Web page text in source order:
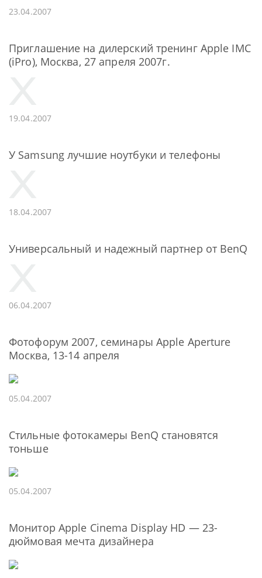
23.04.2007
Приглашение на дилерский тренинг Apple IMC
(iPro), Москва, 27 апреля 2007г.
19.04.2007
У Samsung лучшие ноутбуки и телефоны
18.04.2007
Универсальный и надежный партнер от BenQ
06.04.2007
Фотофорум 2007, семинары Apple Aperture
Москва, 13-14 апреля
05.04.2007
Стильные фотокамеры BenQ становятся
тоньше
05.04.2007
Монитор Apple Cinema Display HD — 23-
дюймовая мечта дизайнера